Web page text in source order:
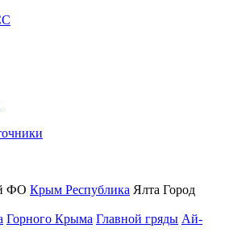
ФО Крым Республика Ялта Город
Горного Крыма Главной гряды Ай-